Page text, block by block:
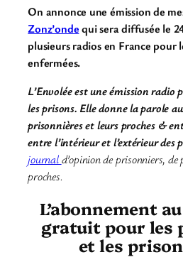
On annonce une émission de
Zonz’ondequi sera diffusée le
plusieurs radios en France pour
enfermées.
L’Envolée est une émission
les prisons. Elle donne la parole
prisonnières et leurs proches &
entre l’intérieur et l’extérieur des
journald’opinion de prisonniers, de
proches.
L’abonnement
gratuit pour les
et les